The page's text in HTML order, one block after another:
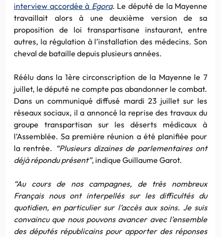
interview accordée à Egora. Le député de la Mayenne
travaillait alors à une deuxième version de sa
proposition de loi transpartisane instaurant, entre
autres, la régulation à l’installation des médecins. Son
cheval de bataille depuis plusieurs années.
Réélu dans la 1ère circonscription de la Mayenne le 7
juillet, le député ne compte pas abandonner le combat.
Dans un communiqué diffusé mardi 23 juillet sur les
réseaux sociaux, il a annoncé la reprise des travaux du
groupe transpartisan sur les déserts médicaux à
l’Assemblée. Sa première réunion a été planifiée pour
la rentrée. “Plusieurs dizaines de parlementaires ont
déjà répondu présent”, indique Guillaume Garot.
“Au cours de nos campagnes, de très nombreux
Français nous ont interpellés sur les difficultés du
quotidien, en particulier sur l’accès aux soins. Je suis
convaincu que nous pouvons avancer avec l’ensemble
des députés républicains pour apporter des réponses